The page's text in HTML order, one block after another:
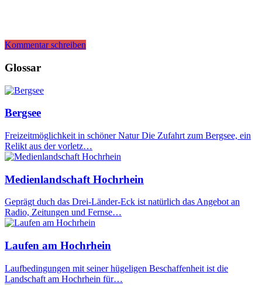
Kommentar schreiben
Glossar
Bergsee
Freizeitmöglichkeit in schöner Natur Die Zufahrt zum Bergsee, ein
Relikt aus der vorletz…
Medienlandschaft Hochrhein
Geprägt duch das Drei-Länder-Eck ist natürlich das Angebot an
Radio, Zeitungen und Fernse…
Laufen am Hochrhein
Laufbedingungen mit seiner hügeligen Beschaffenheit ist die
Landschaft am Hochrhein für…